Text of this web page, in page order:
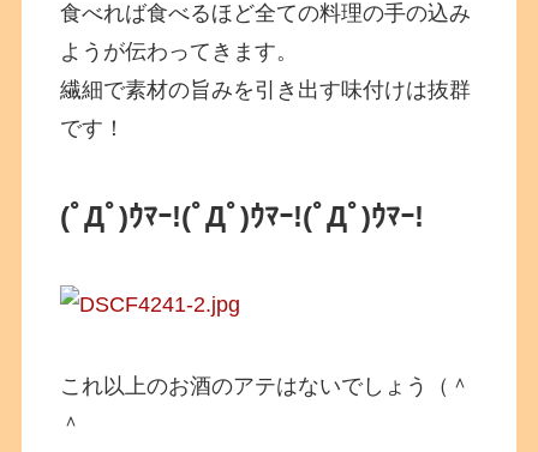
食べれば食べるほど全ての料理の手の込み
ようが伝わってきます。
繊細で素材の旨みを引き出す味付けは抜群
です！
(ﾟДﾟ)ｳﾏｰ!(ﾟДﾟ)ｳﾏｰ!(ﾟДﾟ)ｳﾏｰ!
これ以上のお酒のアテはないでしょう（＾
＾